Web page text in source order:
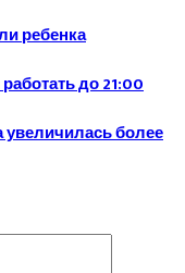
ребенка
до 21:00
более